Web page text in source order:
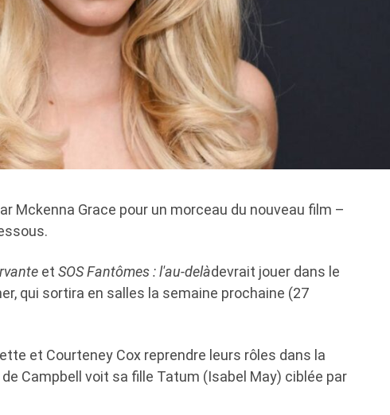
Mckenna Grace pour un morceau du nouveau film –
et SOS Fantômes : l'au-delàdevrait jouer dans le
qui sortira en salles la semaine prochaine (27
et Courteney Cox reprendre leurs rôles dans la
Campbell voit sa fille Tatum (Isabel May) ciblée par